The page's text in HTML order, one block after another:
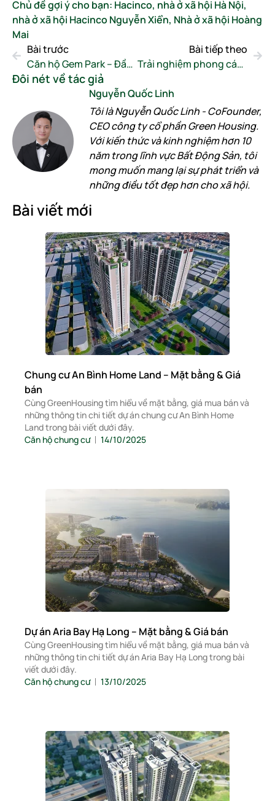
Chủ đề gợi ý cho bạn: Hacinco, nhà ở xã hội Hà Nội,
nhà ở xã hội Hacinco Nguyễn Xiển, Nhà ở xã hội Hoàng
Mai
Bài trước
Căn hộ Gem Park – Đầu tư an toàn, lợi nhuận ổn định
Bài tiếp theo
Trải nghiệm phong cách sống HI LIFE tại căn hộ Gem Park Hải Phòng
Đôi nét về tác giả
Nguyễn Quốc Linh
Tôi là Nguyễn Quốc Linh - CoFounder,
CEO công ty cổ phần Green Housing.
Với kiến thức và kinh nghiệm hơn 10
năm trong lĩnh vực Bất Động Sản, tôi
mong muốn mang lại sự phát triển và
những điều tốt đẹp hơn cho xã hội.
Bài viết mới
Chung cư An Bình Home Land – Mặt bằng & Giá
bán
Cùng GreenHousing tìm hiểu về mặt bằng, giá mua bán và
những thông tin chi tiết dự án chung cư An Bình Home
Land trong bài viết dưới đây.
Căn hộ chung cư
14/10/2025
Dự án Aria Bay Hạ Long – Mặt bằng & Giá bán
Cùng GreenHousing tìm hiểu về mặt bằng, giá mua bán và
những thông tin chi tiết dự án Aria Bay Hạ Long trong bài
viết dưới đây.
Căn hộ chung cư
13/10/2025